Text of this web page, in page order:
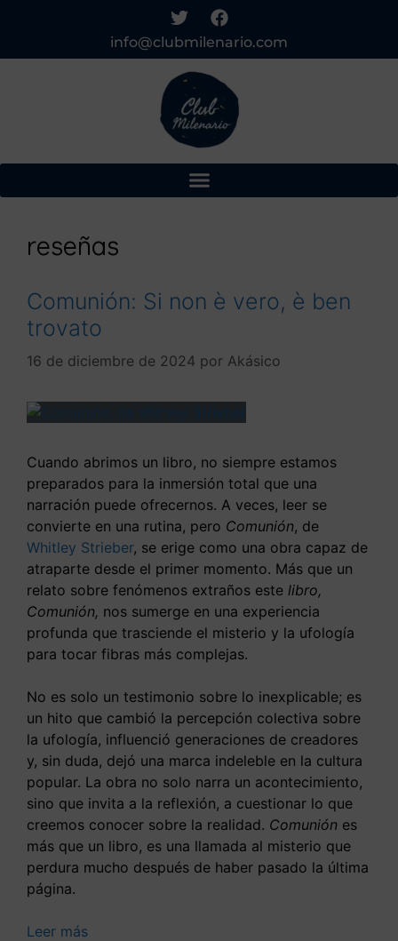
info@clubmilenario.com
reseñas
Comunión: Si non è vero, è ben
trovato
16 de diciembre de 2024 por Akásico
Cuando abrimos un libro, no siempre estamos
preparados para la inmersión total que una
narración puede ofrecernos. A veces, leer se
convierte en una rutina, pero Comunión, de
Whitley Strieber, se erige como una obra capaz de
atraparte desde el primer momento. Más que un
relato sobre fenómenos extraños este libro,
Comunión, nos sumerge en una experiencia
profunda que trasciende el misterio y la ufología
para tocar fibras más complejas.
No es solo un testimonio sobre lo inexplicable; es
un hito que cambió la percepción colectiva sobre
la ufología, influenció generaciones de creadores
y, sin duda, dejó una marca indeleble en la cultura
popular. La obra no solo narra un acontecimiento,
sino que invita a la reflexión, a cuestionar lo que
creemos conocer sobre la realidad. Comunión es
más que un libro, es una llamada al misterio que
perdura mucho después de haber pasado la última
página.
Leer más